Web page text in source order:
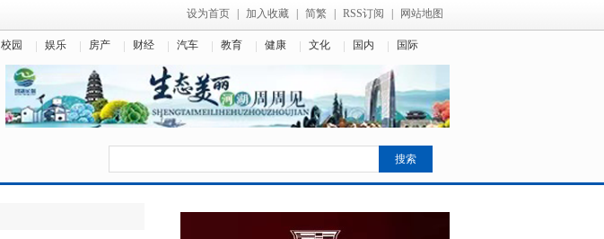
设为首页 加入收藏 简繁 RSS订阅 网站地图
校园 娱乐 房产 财经 汽车 教育 健康 文化 国内 国际